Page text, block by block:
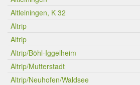
Altleiningen, K 32
Altrip
Altrip
Altrip/Böhl-Iggelheim
Altrip/Mutterstadt
Altrip/Neuhofen/Waldsee